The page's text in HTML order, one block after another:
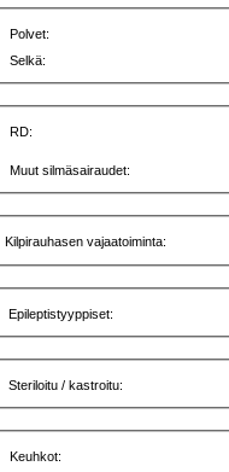
Polvet:
Selkä:
RD:
Muut silmäsairaudet:
Kilpirauhasen vajaatoiminta:
Epileptistyyppiset:
Steriloitu / kastroitu:
Keuhkot: